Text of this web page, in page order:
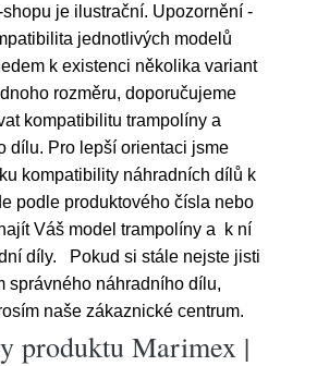
je ilustrační. Upozornění -
jednotlivých modelů
k existenci několika variant
rozměru, doporučujeme
kompatibilitu trampolíny a
dílu. Pro lepší orientaci jsme
kompatibility náhradních dílů k
podle produktového čísla nebo
Váš model trampolíny a k ní
díly. Pokud si stále nejste jisti
správného náhradního dílu,
naše zákaznické centrum.
produktu Marimex |